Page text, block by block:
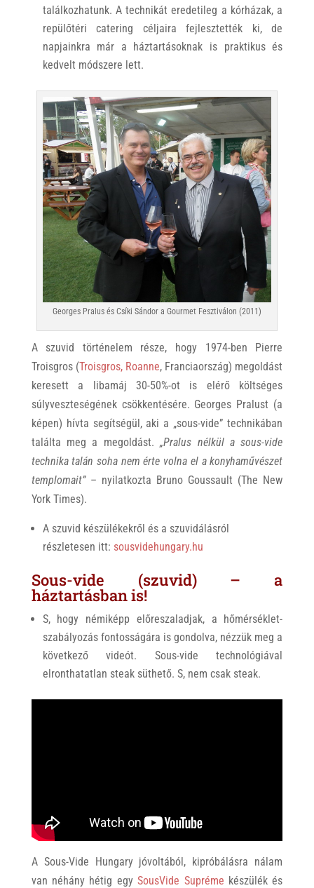
találkozhatunk. A technikát eredetileg a kórházak, a
repülőtéri catering céljaira fejlesztették ki, de
napjainkra már a háztartásoknak is praktikus és
kedvelt módszere lett.
Georges Pralus és Csíki Sándor a Gourmet Fesztiválon (2011)
A szuvid történelem része, hogy 1974-ben Pierre
Troisgros (Troisgros, Roanne, Franciaország) megoldást
keresett a libamáj 30-50%-ot is elérő költséges
súlyveszteségének csökkentésére. Georges Pralust (a
képen) hívta segítségül, aki a „sous-vide” technikában
találta meg a megoldást.„Pralus nélkül a sous-vide
technika talán soha nem érte volna el a konyhaművészet
templomait”– nyilatkozta Bruno Goussault (The New
York Times).
A szuvid készülékekről és a szuvidálásról
részletesen itt: sousvidehungary.hu
Sous-vide (szuvid) – a
háztartásban is!
S, hogy némiképp előreszaladjak, a hőmérséklet-
szabályozás fontosságára is gondolva, nézzük meg a
következő videót. Sous-vide technológiával
elronthatatlan steak süthető. S, nem csak steak.
A Sous-Vide Hungary jóvoltából, kipróbálásra nálam
van néhány hétig egySousVide Supréme készülék és